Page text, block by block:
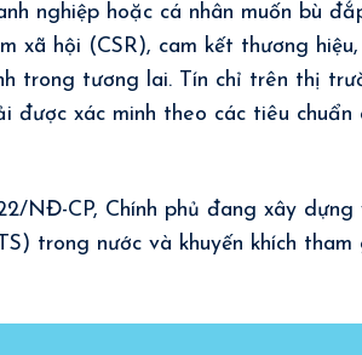
nghiệp hoặc cá nhân muốn bù
xã hội (CSR), cam kết thương
trong tương lai. Tín chỉ trên thị
xác minh theo các tiêu chuẩn
NĐ-CP, Chính phủ đang xây dựng
trong nước và khuyến khích